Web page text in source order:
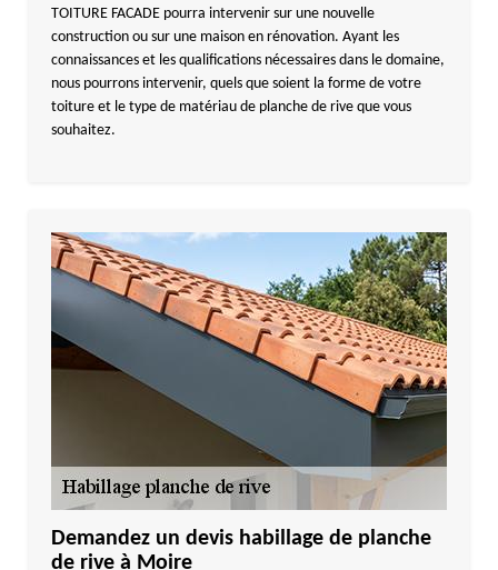
TOITURE FACADE pourra intervenir sur une nouvelle
construction ou sur une maison en rénovation. Ayant les
connaissances et les qualifications nécessaires dans le domaine,
nous pourrons intervenir, quels que soient la forme de votre
toiture et le type de matériau de planche de rive que vous
souhaitez.
Demandez un devis habillage de planche
de rive à Moire